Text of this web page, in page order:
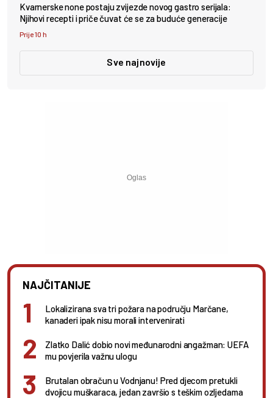
Kvarnerske none postaju zvijezde novog gastro serijala:
Njihovi recepti i priče čuvat će se za buduće generacije
Prije 10 h
Sve najnovije
NAJČITANIJE
Lokalizirana sva tri požara na području Marčane,
kanaderi ipak nisu morali intervenirati
Zlatko Dalić dobio novi međunarodni angažman: UEFA
mu povjerila važnu ulogu
Brutalan obračun u Vodnjanu! Pred djecom pretukli
dvojicu muškaraca, jedan završio s teškim ozljedama